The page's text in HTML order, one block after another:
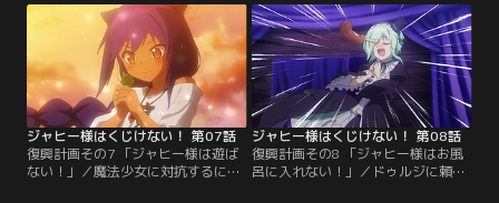
人物を探しているらしい。詳しく聞
いてみると、それは明らかに魔法少
女。ジャヒー様は仇を討とうと、目
撃情報がよせられた公園に突撃。そ
こにいたのは……。【提供：バンダ
イチャンネル】
魔石をつかんだのを見て、魔石をよ
こすように言うのだが、女子高生は
なんと魔法少女が変身解除した姿だ
った。しかも、本来の彼女はありと
あらゆる不幸を引き寄せてしまう超
不運体質。【提供：バンダイチャン
ネル】
ジャヒー様はくじけない！ 第07話
復興計画その7 「ジャヒー様は遊ば
ない！」／魔法少女に対抗するには
ジャヒー様はくじけない！ 第08話
復興計画その8 「ジャヒー様はお風
呂に入れない！」／ドゥルジに頼ま